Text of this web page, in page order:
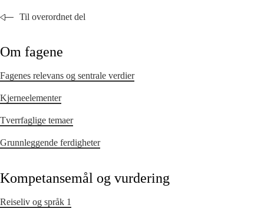
Til overordnet del
Om fagene
Fagenes relevans og sentrale verdier
Kjerneelementer
Tverrfaglige temaer
Grunnleggende ferdigheter
Kompetansemål og vurdering
Reiseliv og språk 1